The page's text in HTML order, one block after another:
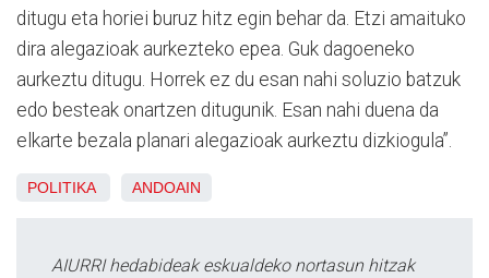
ditugu eta horiei buruz hitz egin behar da. Etzi amaituko
dira alegazioak aurkezteko epea. Guk dagoeneko
aurkeztu ditugu. Horrek ez du esan nahi soluzio batzuk
edo besteak onartzen ditugunik. Esan nahi duena da
elkarte bezala planari alegazioak aurkeztu dizkiogula”.
POLITIKA ANDOAIN
AIURRI hedabideak eskualdeko nortasun hitzak